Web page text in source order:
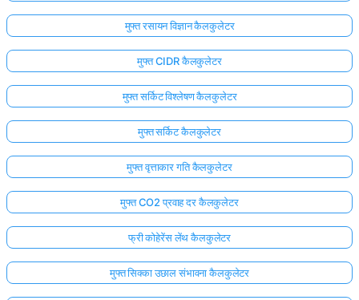
मुफ्त रसायन विज्ञान कैलकुलेटर
मुफ्त CIDR कैलकुलेटर
मुफ्त सर्किट विश्लेषण कैलकुलेटर
मुफ्त सर्किट कैलकुलेटर
मुफ्त वृत्ताकार गति कैलकुलेटर
मुफ्त CO2 प्रवाह दर कैलकुलेटर
फ्री कोहेरेंस लेंथ कैलकुलेटर
मुफ्त सिक्का उछाल संभावना कैलकुलेटर